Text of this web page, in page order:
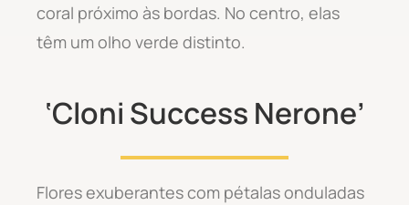
coral próximo às bordas. No centro, elas
têm um olho verde distinto.
‘Cloni Success Nerone’
Flores exuberantes com pétalas onduladas